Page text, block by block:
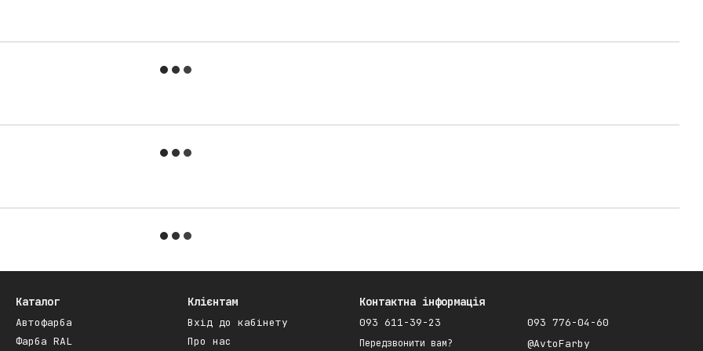
Каталог
Автофарба
Фарба RAL
Клієнтам
Вхід до кабінету
Про нас
Контактна інформація
093 611-39-23
Передзвонити вам?
093 776-04-60
@AvtoFarby